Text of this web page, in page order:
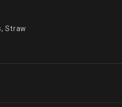
Straw